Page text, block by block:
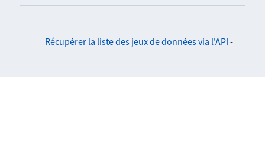
Récupérer la liste des jeux de données via l'API -